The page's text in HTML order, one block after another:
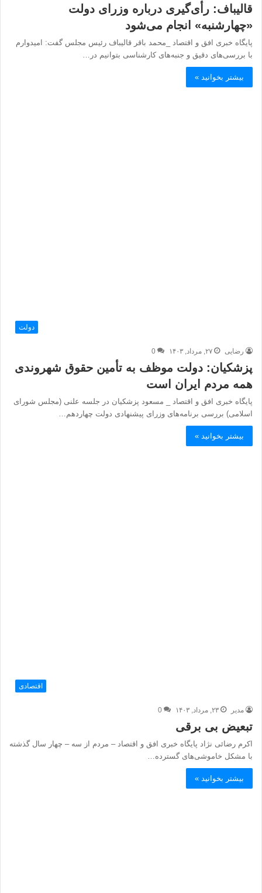
قالیباف: رأی‌گیری درباره وزرای دولت
«چهارشنبه» انجام می‌شود
پایگاه خبری افق و اقتصاد _محمد باقر قالیباف رئیس مجلس گفت: امیدوارم
با بررسی‌های دقیق و جنبه‌های کارشناسی بتوانیم در…
بیشتر بخوانید »
دولت
رضایی ۲۷, مرداد, ۱۴۰۳ 0
پزشکیان: دولت موظف به تأمین حقوق شهروندی
همه مردم ایران است
پایگاه خبری افق و اقتصاد _ مسعود پزشکیان در جلسه علنی (مجلس شورای
اسلامی) بررسی برنامه‌های وزرای پیشنهادی دولت چهاردهم…
بیشتر بخوانید »
اقتصادی
مدیر ۲۳, مرداد, ۱۴۰۳ 0
تبعیض بی برقی
اکرم رضائی نژاد پایگاه خبری افق و اقتصاد – مردم از سه – چهار سال گذشته
با مشکل خاموشی‌های گسترده…
بیشتر بخوانید »